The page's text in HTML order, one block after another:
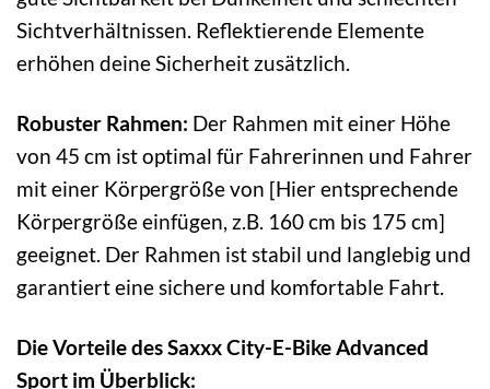
Sichtverhältnissen. Reflektierende Elemente
erhöhen deine Sicherheit zusätzlich.
Robuster Rahmen: Der Rahmen mit einer Höhe
von 45 cm ist optimal für Fahrerinnen und Fahrer
mit einer Körpergröße von [Hier entsprechende
Körpergröße einfügen, z.B. 160 cm bis 175 cm]
geeignet. Der Rahmen ist stabil und langlebig und
garantiert eine sichere und komfortable Fahrt.
Die Vorteile des Saxxx City-E-Bike Advanced
Sport im Überblick: